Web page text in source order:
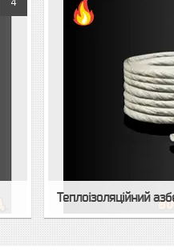
Теплоізоляційний